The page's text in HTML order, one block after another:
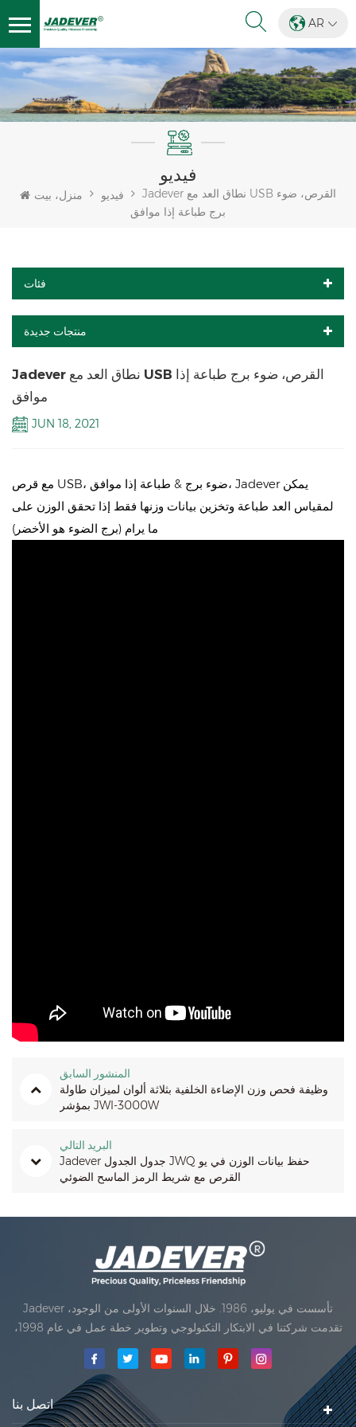
AR
فيديو
منزل، بيت فيديو
Jadever نطاق العد مع USB القرص، ضوء
برج طباعة إذا موافق
فئات
منتجات جديدة
Jadever نطاق العد مع USB القرص، ضوء برج طباعة إذا
موافق
JUN 18, 2021
مع قرص USB، ضوء برج & طباعة إذا موافق، Jadever يمكن
لمقياس العد طباعة وتخزين بيانات وزنها فقط إذا تحقق الوزن على
ما يرام (برج الضوء هو الأخضر)
المنشور السابق
وظيفة فحص وزن الإضاءة الخلفية بثلاثة ألوان لميزان طاولة
بمؤشر JWI-3000W
البريد التالي
Jadever جدول الجدول JWQ حفظ بيانات الوزن في يو
القرص مع شريط الرمز الماسح الضوئي
Jadever تأسست في يوليو، 1986. خلال السنوات الأولى من الوجود،
تقدمت شركتنا في الابتكار التكنولوجي وتطوير خطة عمل في عام 1998،
حققت شركتنا هدف الجودة الرئيسية، متى تلقت أول منتجاتنا موافقة من
مقياس المحدودةكان تأسيس تقع من
اتصل بنا